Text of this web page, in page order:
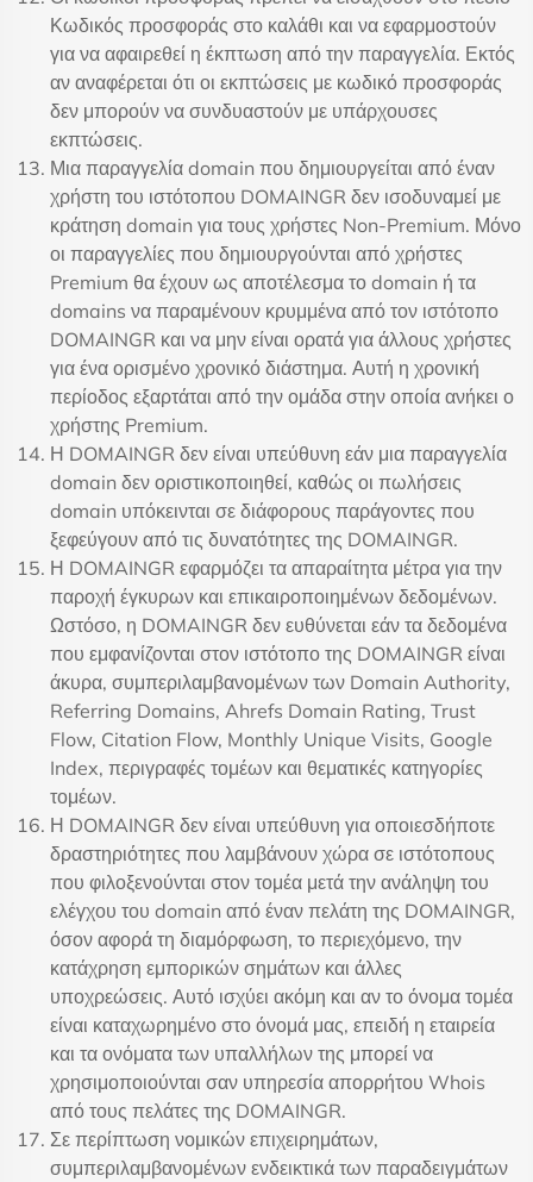
Κωδικός προσφοράς στο καλάθι και να εφαρμοστούν
για να αφαιρεθεί η έκπτωση από την παραγγελία. Εκτός
αν αναφέρεται ότι οι εκπτώσεις με κωδικό προσφοράς
δεν μπορούν να συνδυαστούν με υπάρχουσες
εκπτώσεις.
Μια παραγγελία domain που δημιουργείται από έναν
χρήστη του ιστότοπου DOMAINGR δεν ισοδυναμεί με
κράτηση domain για τους χρήστες Non-Premium. Μόνο
οι παραγγελίες που δημιουργούνται από χρήστες
Premium θα έχουν ως αποτέλεσμα το domain ή τα
domains να παραμένουν κρυμμένα από τον ιστότοπο
DOMAINGR και να μην είναι ορατά για άλλους χρήστες
για ένα ορισμένο χρονικό διάστημα. Αυτή η χρονική
περίοδος εξαρτάται από την ομάδα στην οποία ανήκει ο
χρήστης Premium.
Η DOMAINGR δεν είναι υπεύθυνη εάν μια παραγγελία
domain δεν οριστικοποιηθεί, καθώς οι πωλήσεις
domain υπόκεινται σε διάφορους παράγοντες που
ξεφεύγουν από τις δυνατότητες της DOMAINGR.
Η DOMAINGR εφαρμόζει τα απαραίτητα μέτρα για την
παροχή έγκυρων και επικαιροποιημένων δεδομένων.
Ωστόσο, η DOMAINGR δεν ευθύνεται εάν τα δεδομένα
που εμφανίζονται στον ιστότοπο της DOMAINGR είναι
άκυρα, συμπεριλαμβανομένων των Domain Authority,
Referring Domains, Ahrefs Domain Rating, Trust
Flow, Citation Flow, Monthly Unique Visits, Google
Index, περιγραφές τομέων και θεματικές κατηγορίες
τομέων.
Η DOMAINGR δεν είναι υπεύθυνη για οποιεσδήποτε
δραστηριότητες που λαμβάνουν χώρα σε ιστότοπους
που φιλοξενούνται στον τομέα μετά την ανάληψη του
ελέγχου του domain από έναν πελάτη της DOMAINGR,
όσον αφορά τη διαμόρφωση, το περιεχόμενο, την
κατάχρηση εμπορικών σημάτων και άλλες
υποχρεώσεις. Αυτό ισχύει ακόμη και αν το όνομα τομέα
είναι καταχωρημένο στο όνομά μας, επειδή η εταιρεία
και τα ονόματα των υπαλλήλων της μπορεί να
χρησιμοποιούνται σαν υπηρεσία απορρήτου Whois
από τους πελάτες της DOMAINGR.
Σε περίπτωση νομικών επιχειρημάτων,
συμπεριλαμβανομένων ενδεικτικά των παραδειγμάτων